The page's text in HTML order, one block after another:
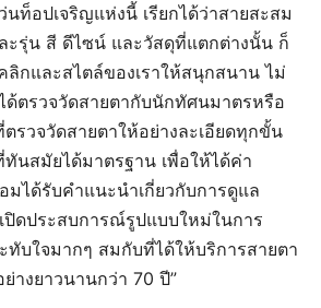
ท็อปเจริญแห่งนี้ เรียกได้ว่าสายสะสม
ะรุ่น สี ดีไซน์ และวัสดุที่แตกต่างนั้น ก็
ลิกและสไตล์ของเราให้สนุกสนาน ไม่
ด้ตรวจวัดสายตากับนักทัศนมาตรหรือ
รวจวัดสายตาให้อย่างละเอียดทุกขั้น
นสมัยได้มาตรฐาน เพื่อให้ได้ค่า
ได้รับคำแนะนำเกี่ยวกับการดูแล
ปิดประสบการณ์รูปแบบใหม่ในการ
ทับใจมากๆ สมกับที่ได้ให้บริการสายตา
างยาวนานกว่า 70 ปี”